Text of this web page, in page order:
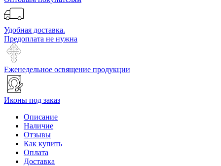
Удобная доставка.
Предоплата не нужна
Еженедельное освящение продукции
Иконы под заказ
Описание
Наличие
Отзывы
Как купить
Оплата
Доставка